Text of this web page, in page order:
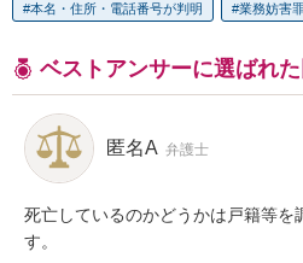
本名・住所・電話番号が判明 業務妨害
ベストアンサーに選ばれ
匿名A 弁護士
死亡しているのかどうかは戸籍等を
す。